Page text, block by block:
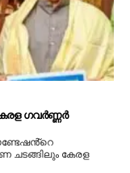
ഗവർണ്ണർ
ചടങ്ങിലും കേരള